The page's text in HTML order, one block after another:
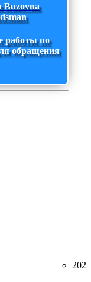
Buzovna
работы по
обращения
202